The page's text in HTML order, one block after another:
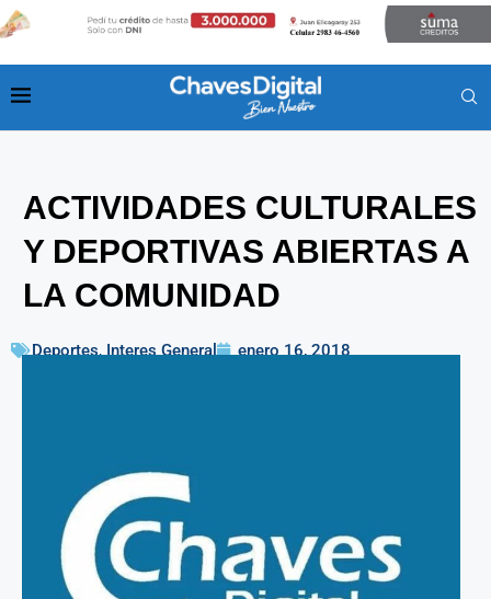
ACTIVIDADES CULTURALES
Y DEPORTIVAS ABIERTAS A
LA COMUNIDAD
Deportes, Interes General enero 16, 2018